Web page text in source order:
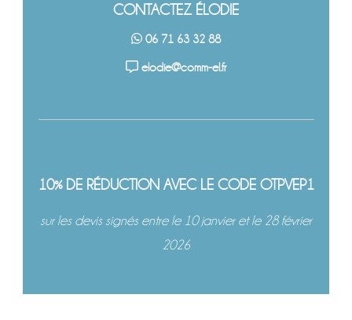
CONTACTEZ ÉLODIE
06 71 63 32 88
elodie@comm-el.fr
10% DE RÉDUCTION AVEC LE CODE OTPVEP1
sur les devis signés entre le 10 janvier et le 28 février
2026